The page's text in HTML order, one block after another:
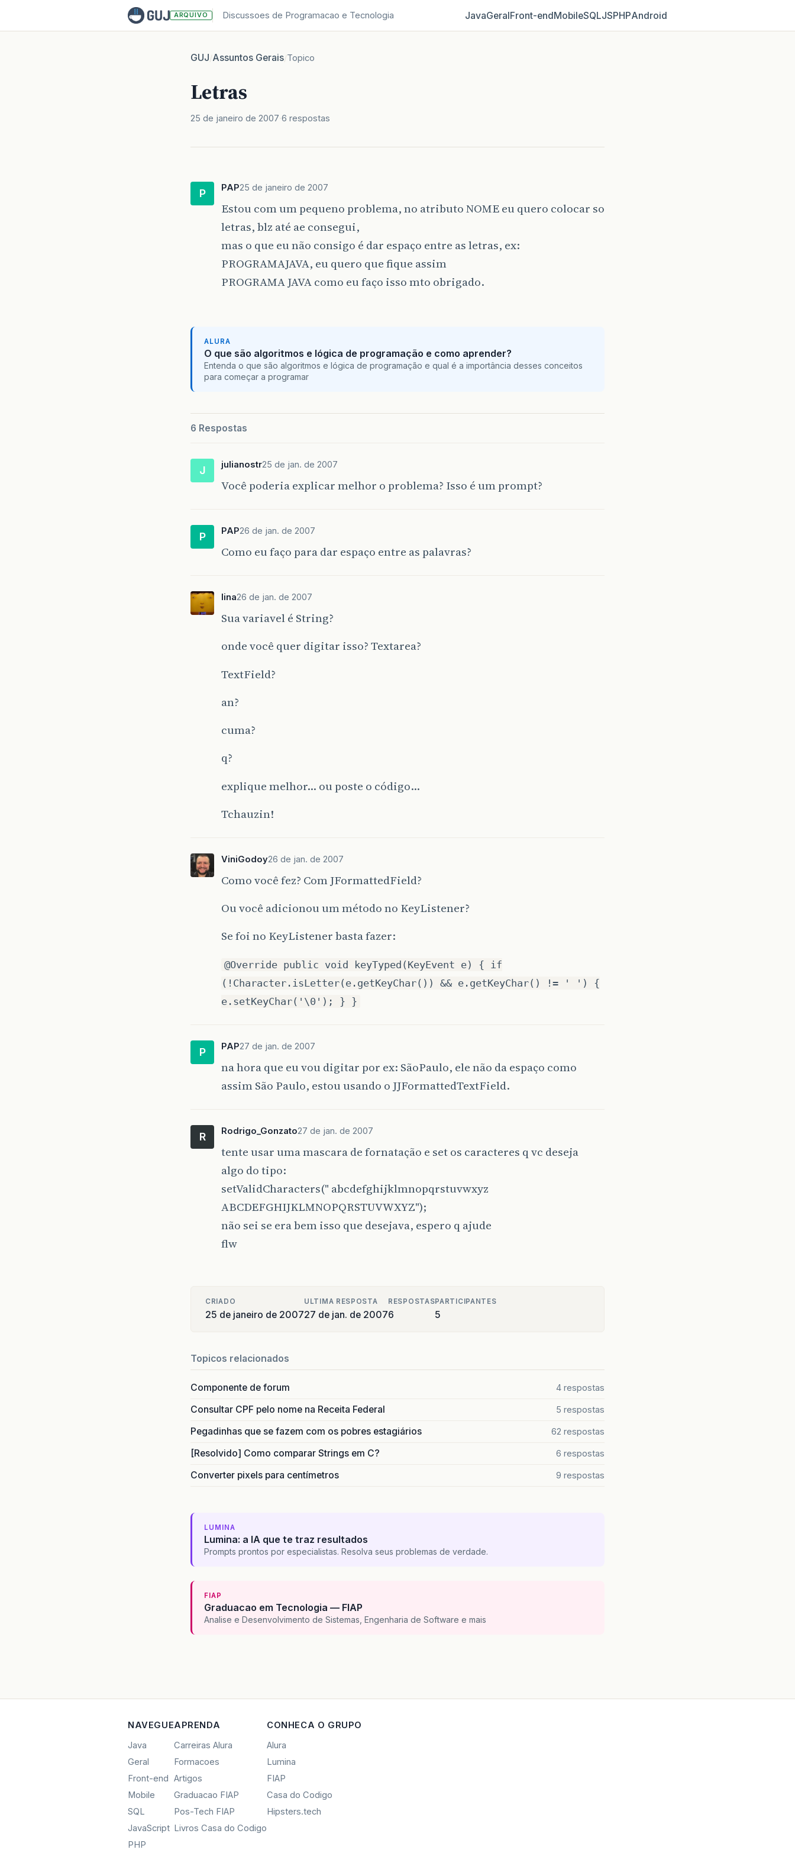
ARQUIVO Discussoes de Programacao e Tecnologia JavaGeralFront‑endMobileSQLJSPHPAndroid
GUJ/Assuntos Gerais/Topico
Letras
25 de janeiro de 2007 6 respostas
P PAP25 de janeiro de 2007
Estou com um pequeno problema, no atributo NOME eu quero colocar so
letras, blz até ae consegui,
mas o que eu não consigo é dar espaço entre as letras, ex:
PROGRAMAJAVA, eu quero que fique assim
PROGRAMA JAVA como eu faço isso mto obrigado.
ALURA
O que são algoritmos e lógica de programação e como aprender?
Entenda o que são algoritmos e lógica de programação e qual é a importância desses conceitos
para começar a programar
6 Respostas
J julianostr25 de jan. de 2007
Você poderia explicar melhor o problema? Isso é um prompt?
P PAP26 de jan. de 2007
Como eu faço para dar espaço entre as palavras?
lina26 de jan. de 2007
Sua variavel é String?
onde você quer digitar isso? Textarea?
TextField?
an?
cuma?
q?
explique melhor… ou poste o código…
Tchauzin!
ViniGodoy26 de jan. de 2007
Como você fez? Com JFormattedField?
Ou você adicionou um método no KeyListener?
Se foi no KeyListener basta fazer:
@Override public void keyTyped(KeyEvent e) { if
(!Character.isLetter(e.getKeyChar()) && e.getKeyChar() != ' ') {
e.setKeyChar('\0'); } }
P PAP27 de jan. de 2007
na hora que eu vou digitar por ex: SãoPaulo, ele não da espaço como
assim São Paulo, estou usando o JJFormattedTextField.
R Rodrigo_Gonzato27 de jan. de 2007
tente usar uma mascara de fornatação e set os caracteres q vc deseja
algo do tipo:
setValidCharacters(" abcdefghijklmnopqrstuvwxyz
ABCDEFGHIJKLMNOPQRSTUVWXYZ");
não sei se era bem isso que desejava, espero q ajude
flw
CRIADO
25 de janeiro de 2007
ULTIMA RESPOSTA
27 de jan. de 2007
RESPOSTAS
6
PARTICIPANTES
5
Topicos relacionados
Componente de forum 4 respostas
Consultar CPF pelo nome na Receita Federal 5 respostas
Pegadinhas que se fazem com os pobres estagiários 62 respostas
[Resolvido] Como comparar Strings em C? 6 respostas
Converter pixels para centímetros 9 respostas
LUMINA
Lumina: a IA que te traz resultados
Prompts prontos por especialistas. Resolva seus problemas de verdade.
FIAP
Graduacao em Tecnologia — FIAP
Analise e Desenvolvimento de Sistemas, Engenharia de Software e mais
NAVEGUE
Java
Geral
Front-end
Mobile
SQL
JavaScript
PHP
APRENDA
Carreiras Alura
Formacoes
Artigos
Graduacao FIAP
Pos-Tech FIAP
Livros Casa do Codigo
CONHECA O GRUPO
Alura
Lumina
FIAP
Casa do Codigo
Hipsters.tech